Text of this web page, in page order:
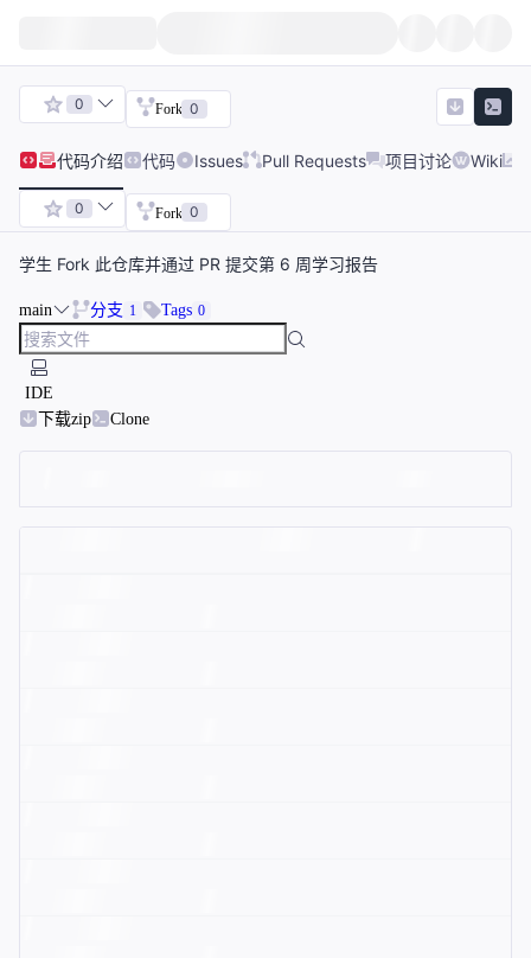
0 Fork 0
代码介绍 代码 Issues Pull Requests 项目讨论 Wiki
0 Fork 0
学生 Fork 此仓库并通过 PR 提交第 6 周学习报告
main 分支 1 Tags 0
IDE
下载zip
Clone